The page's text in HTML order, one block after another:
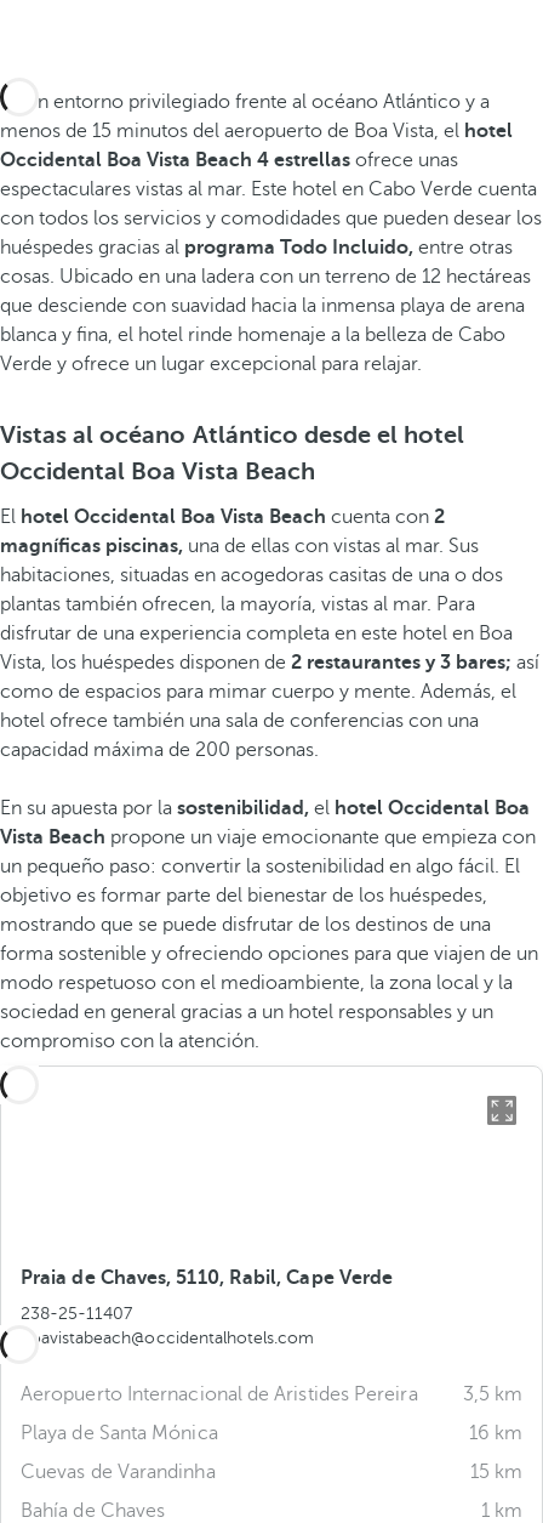
En un entorno privilegiado frente al océano Atlántico y a
menos de 15 minutos del aeropuerto de Boa Vista, el hotel
Occidental Boa Vista Beach 4 estrellas ofrece unas
espectaculares vistas al mar. Este hotel en Cabo Verde cuenta
con todos los servicios y comodidades que pueden desear los
huéspedes gracias al programa Todo Incluido, entre otras
cosas. Ubicado en una ladera con un terreno de 12 hectáreas
que desciende con suavidad hacia la inmensa playa de arena
blanca y fina, el hotel rinde homenaje a la belleza de Cabo
Verde y ofrece un lugar excepcional para relajar.
Vistas al océano Atlántico desde el hotel
Occidental Boa Vista Beach
El hotel Occidental Boa Vista Beach cuenta con 2
magníficas piscinas, una de ellas con vistas al mar. Sus
habitaciones, situadas en acogedoras casitas de una o dos
plantas también ofrecen, la mayoría, vistas al mar. Para
disfrutar de una experiencia completa en este hotel en Boa
Vista, los huéspedes disponen de 2 restaurantes y 3 bares; así
como de espacios para mimar cuerpo y mente. Además, el
hotel ofrece también una sala de conferencias con una
capacidad máxima de 200 personas.
En su apuesta por la sostenibilidad, el hotel Occidental Boa
Vista Beach propone un viaje emocionante que empieza con
un pequeño paso: convertir la sostenibilidad en algo fácil. El
objetivo es formar parte del bienestar de los huéspedes,
mostrando que se puede disfrutar de los destinos de una
forma sostenible y ofreciendo opciones para que viajen de un
modo respetuoso con el medioambiente, la zona local y la
sociedad en general gracias a un hotel responsables y un
compromiso con la atención.
Praia de Chaves, 5110, Rabil, Cape Verde
238-25-11407
boavistabeach@occidentalhotels.com
Aeropuerto Internacional de Aristides Pereira
3,5 km
Playa de Santa Mónica
16 km
Cuevas de Varandinha
15 km
Bahía de Chaves
1 km